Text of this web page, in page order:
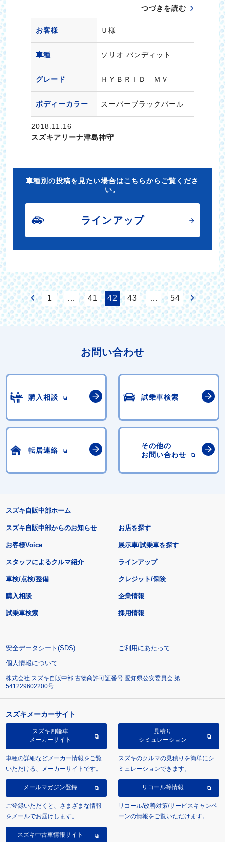
つづきを読む
お客様 Ｕ様
車種 ソリオ バンディット
グレード ＨＹＢＲＩＤ ＭＶ
ボディーカラー スーパーブラックパール
2018.11.16
スズキアリーナ津島神守
車種別の投稿を見たい場合はこちらからご覧くださ
い。
ラインアップ
1 … 41 42 43 … 54
お問い合わせ
購入相談 試乗車検索
転居連絡
その他の
お問い合わせ
スズキ自販中部ホーム
スズキ自販中部からのお知らせ
お客様Voice
スタッフによるクルマ紹介
お店を探す
展示車/試乗車を探す
ラインアップ
車検/点検/整備 クレジット/保険
購入相談
試乗車検索
企業情報
採用情報
安全データシート(SDS)
ご利用にあたって
個人情報について
株式会社 スズキ自販中部 古物商許可証番号 愛知県公安委員会 第
541229602200号
スズキメーカーサイト
スズキ四輪車
メーカーサイト
車種の詳細などメーカー情報をご覧
いただける、メーカーサイトです。
見積り
シミュレーション
スズキのクルマの見積りを簡単にシ
ミュレーションできます。
メールマガジン登録
ご登録いただくと、さまざまな情報
をメールでお届けします。
リコール等情報
リコール/改善対策/サービスキャンペ
ーンの情報をご覧いただけます。
スズキ中古車情報サイト